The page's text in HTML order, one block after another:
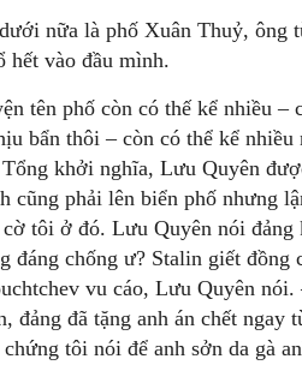
nữa là phố Xuân Thuỷ, ông
hết vào đầu mình.
tên phố còn có thế kể nhiều
bẩn thôi – còn có thể kể
khởi nghĩa, Lưu Quyên
cũng phải lên biển phố nhưng
tôi ở đó. Lưu Quyên nói đảng
đáng chống ư? Stalin giết
vu cáo, Lưu Quyên
đảng đã tặng anh án chết
chứng tôi nói để anh sởn da gà